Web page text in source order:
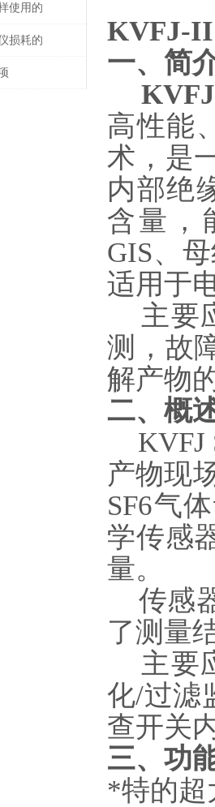
使用的
损耗的
KVFJ-II
一、简
高性能
术，是
内部绝
含量，
GIS、
适用于
主要
测，故
解产物
二、概
KVFJ
产物现
SF6气
学传感
量。
传感
了测量
主要
化/过滤
查开关
三、功
*特的超